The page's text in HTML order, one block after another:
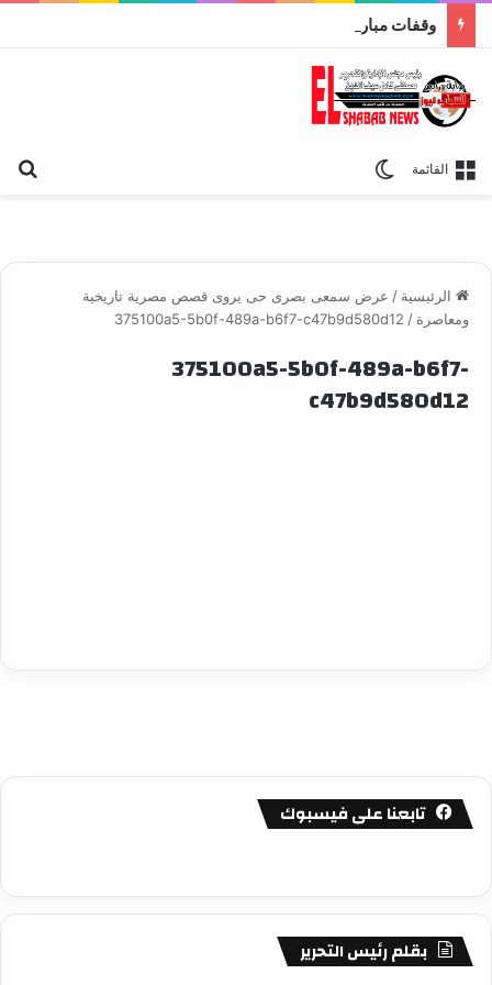
القائمة
الرئيسية / عرض سمعى بصرى حى يروى قصص مصرية تاريخية
ومعاصرة /
375100a5-5b0f-489a-b6f7-c47b9d580d12
375100a5-5b0f-489a-b6f7-
c47b9d580d12
تابعنا على فيسبوك
بقلم رئيس التحرير